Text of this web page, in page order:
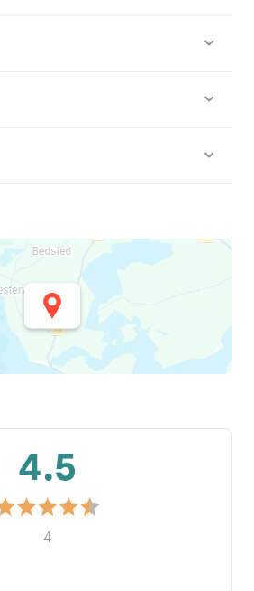
4.5
4